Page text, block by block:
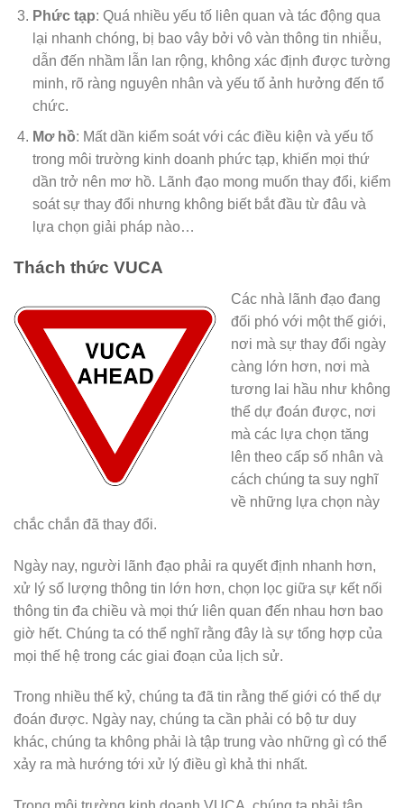
Phức tạp: Quá nhiều yếu tố liên quan và tác động qua
lại nhanh chóng, bị bao vây bởi vô vàn thông tin nhiễu,
dẫn đến nhầm lẫn lan rộng, không xác định được tường
minh, rõ ràng nguyên nhân và yếu tố ảnh hưởng đến tổ
chức.
Mơ hồ: Mất dần kiểm soát với các điều kiện và yếu tố
trong môi trường kinh doanh phức tạp, khiến mọi thứ
dần trở nên mơ hồ. Lãnh đạo mong muốn thay đổi, kiểm
soát sự thay đổi nhưng không biết bắt đầu từ đâu và
lựa chọn giải pháp nào…
Thách thức VUCA
Các nhà lãnh đạo đang
đối phó với một thế giới,
nơi mà sự thay đổi ngày
càng lớn hơn, nơi mà
tương lai hầu như không
thể dự đoán được, nơi
mà các lựa chọn tăng
lên theo cấp số nhân và
cách chúng ta suy nghĩ
về những lựa chọn này
chắc chắn đã thay đổi.
Ngày nay, người lãnh đạo phải ra quyết định nhanh hơn,
xử lý số lượng thông tin lớn hơn, chọn lọc giữa sự kết nối
thông tin đa chiều và mọi thứ liên quan đến nhau hơn bao
giờ hết. Chúng ta có thể nghĩ rằng đây là sự tổng hợp của
mọi thế hệ trong các giai đoạn của lịch sử.
Trong nhiều thế kỷ, chúng ta đã tin rằng thế giới có thể dự
đoán được. Ngày nay, chúng ta cần phải có bộ tư duy
khác, chúng ta không phải là tập trung vào những gì có thể
xảy ra mà hướng tới xử lý điều gì khả thi nhất.